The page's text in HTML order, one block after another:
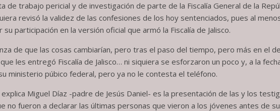
de trabajo pericial y de investigación de parte de la Fiscalía General de la
revisó la validez de las confesiones de los hoy sentenciados, pues al
participación en la versión oficial que armó la Fiscalía de Jalisco.
de que las cosas cambiarían, pero tras el paso del tiempo, pero más en el
les entregó Fiscalía de Jalisco… ni siquiera se esforzaron un poco y, a la
ministerio púbico federal, pero ya no le contesta el teléfono.
Miguel Díaz -padre de Jesús Daniel- es la presentación de las y los
no fueron a declarar las últimas personas que vieron a los jóvenes antes de